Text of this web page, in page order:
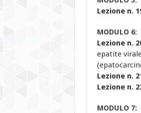
Lezione n.
MODULO 6:
Lezione n.
epatite
Lezione n.
Lezione n.
MODULO 7: